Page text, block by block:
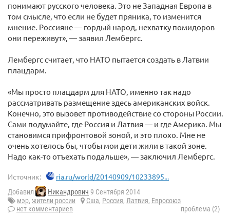
понимают русского человека. Это не Западная Европа в
том смысле, что если не будет пряника, то изменится
мнение. Россияне — гордый народ, нехватку помидоров
они переживут», — заявил Лембергс.
Лембергс считает, что НАТО пытается создать в Латвии
плацдарм.
«Мы просто плацдарм для НАТО, именно так надо
рассматривать размещение здесь американских войск.
Конечно, это вызовет противодействие со стороны России.
Сами подумайте, где Россия и Латвия — и где Америка. Мы
становимся прифронтовой зоной, и это плохо. Мне не
очень хотелось бы, чтобы мои дети жили в такой зоне.
Надо как-то отъехать подальше», — заключил Лембергс.
Источник: ria.ru/world/20140909/10233895...
Добавил Никандрович 9 Сентября 2014
мэр, жители россии Сша, Россия, Латвия, Евросоюз
нет комментариев
проблема (2)